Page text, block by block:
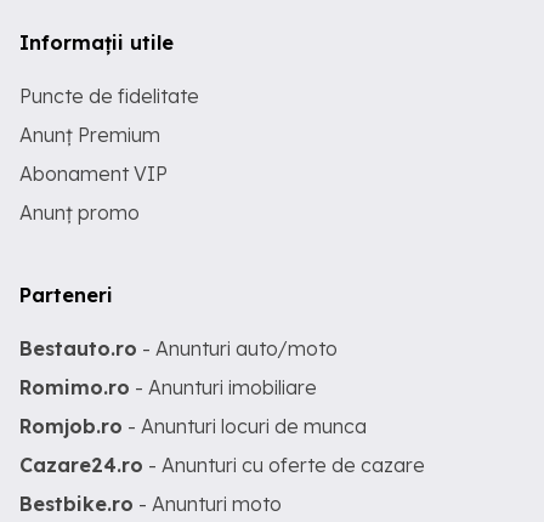
Informații utile
Puncte de fidelitate
Anunț Premium
Abonament VIP
Anunț promo
Parteneri
Bestauto.ro - Anunturi auto/moto
Romimo.ro - Anunturi imobiliare
Romjob.ro - Anunturi locuri de munca
Cazare24.ro - Anunturi cu oferte de cazare
Bestbike.ro - Anunturi moto